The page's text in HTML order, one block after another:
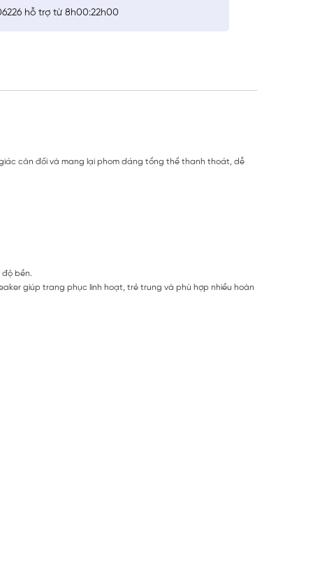
hỗ trợ từ 8h00:22h00
cân đối và mang lại phom dáng tổng thể thanh thoát, dễ
bền.
giúp trang phục linh hoạt, trẻ trung và phù hợp nhiều hoàn